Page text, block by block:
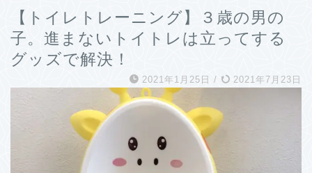
【トイレトレーニング】３歳の男の
子。進まないトイトレは立ってする
グッズで解決！
2021年1月25日 / 2021年7月23日